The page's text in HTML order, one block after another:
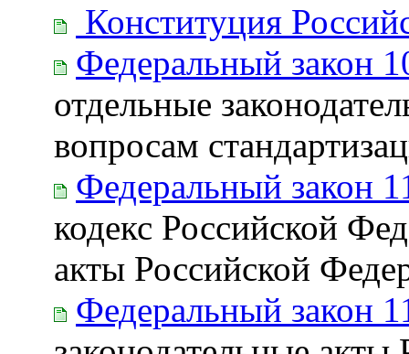
Конституция
Федеральный закон
отдельные
вопросам
Федеральный закон
кодекс Российской
акты Российской
Федеральный закон